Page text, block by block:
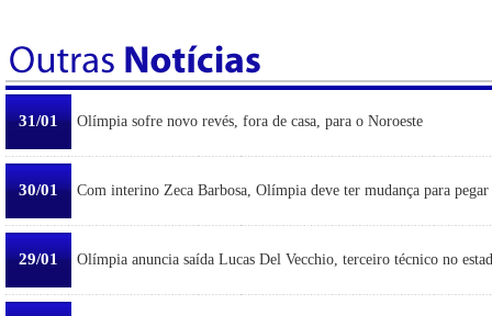
31/01 Olímpia sofre novo revés, fora de casa, para o Noroeste
30/01 Com interino Zeca Barbosa, Olímpia deve ter mudança para pegar
29/01 Olímpia anuncia saída Lucas Del Vecchio, terceiro técnico no